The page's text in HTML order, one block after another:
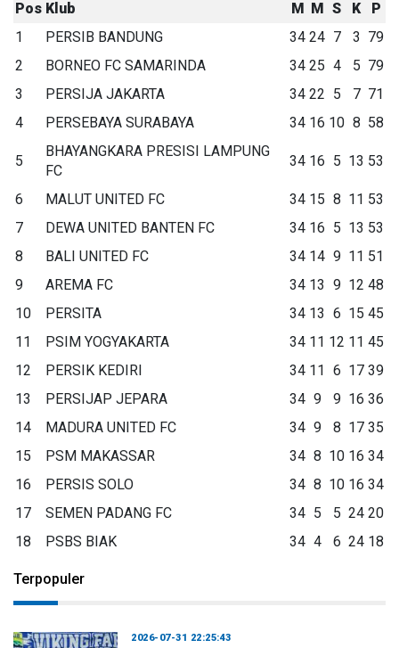
Pos Klub M M S K
P
1
PERSIB BANDUNG 34 24 7 3 79
2
BORNEO FC SAMARINDA 34 25 4 5 79
3
PERSIJA JAKARTA 34 22 5 7 71
4
PERSEBAYA SURABAYA 34 16 10 8 58
5
BHAYANGKARA PRESISI LAMPUNG
FC
34 16 5 13 53
6 MALUT UNITED FC 34 15 8 11 53
7
DEWA UNITED BANTEN FC 34 16 5 13 53
8
BALI UNITED FC 34 14 9 11 51
9
AREMA FC 34 13 9 12 48
10
PERSITA 34 13 6 15 45
11
PSIM YOGYAKARTA 34 11 12 11 45
12
PERSIK KEDIRI 34 11 6 17 39
13
PERSIJAP JEPARA 34 9 9 16 36
14
MADURA UNITED FC 34 9 8 17 35
15
PSM MAKASSAR 34 8 10 16 34
16
PERSIS SOLO 34 8 10 16 34
17
SEMEN PADANG FC 34 5 5 24 20
18
PSBS BIAK 34 4 6 24 18
Terpopuler
2026-07-31 22:25:43